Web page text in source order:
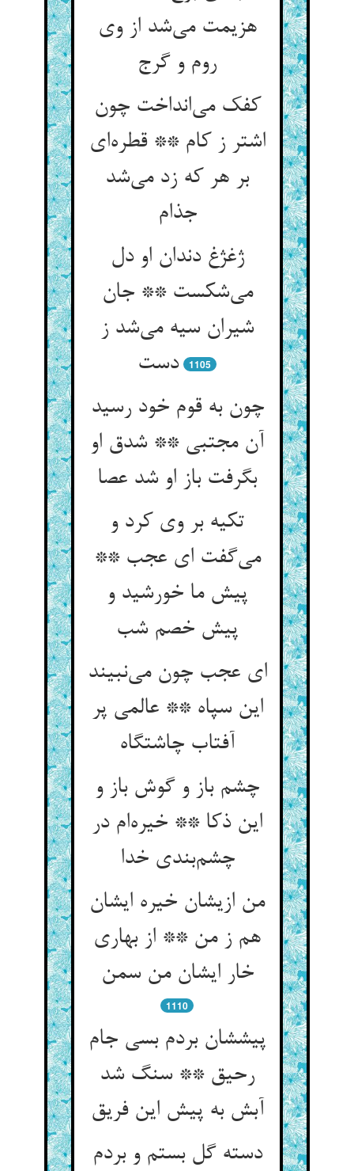
هزیمت می‌شد از وی
روم و گرج
کفک می‌انداخت چون
اشتر ز کام ** قطره‌ای
بر هر که زد می‌شد
جذام
ژغژغ دندان او دل
می‌شکست ** جان
شیران سیه می‌شد ز
دست
1105
چون به قوم خود رسید
آن مجتبی ** شدق او
بگرفت باز او شد عصا
تکیه بر وی کرد و
می‌گفت ای عجب **
پیش ما خورشید و
پیش خصم شب
ای عجب چون می‌نبیند
این سپاه ** عالمی پر
آفتاب چاشتگاه
چشم باز و گوش باز و
این ذکا ** خیره‌ام در
چشم‌بندی خدا
من ازیشان خیره ایشان
هم ز من ** از بهاری
خار ایشان من سمن
1110
پیششان بردم بسی جام
رحیق ** سنگ شد
آبش به پیش این فریق
دسته گل بستم و بردم